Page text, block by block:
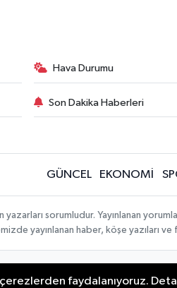
Hava Durumu
Son Dakika Haberleri
GÜNCEL EKONOMİ
yazarları sorumludur. Yayınlanan
yayınlanan haber, köşe yazıları
faydalanıyoruz.